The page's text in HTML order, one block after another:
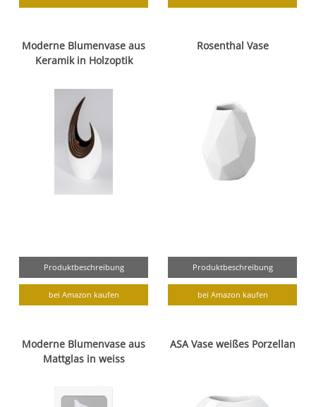
Moderne Blumenvase aus
Keramik in Holzoptik
Produktbeschreibung
bei Amazon kaufen
Rosenthal Vase
Produktbeschreibung
bei Amazon kaufen
Moderne Blumenvase aus
Mattglas in weiss
ASA Vase weißes Porzellan